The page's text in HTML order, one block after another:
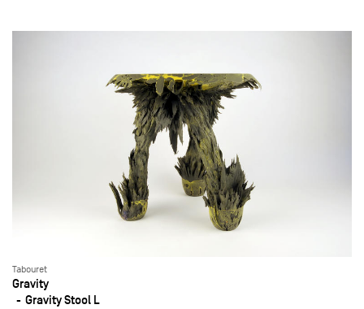
Tabouret
Gravity
Gravity Stool L